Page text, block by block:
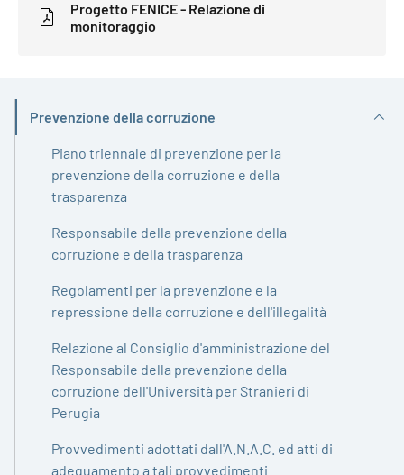
Progetto FENICE - Relazione di
monitoraggio
Prevenzione della corruzione
Attivo
Piano triennale di prevenzione per la
prevenzione della corruzione e della
trasparenza
Responsabile della prevenzione della
corruzione e della trasparenza
Regolamenti per la prevenzione e la
repressione della corruzione e dell'illegalità
Relazione al Consiglio d'amministrazione del
Responsabile della prevenzione della
corruzione dell'Università per Stranieri di
Perugia
Provvedimenti adottati dall'A.N.A.C. ed atti di
adeguamento a tali provvedimenti